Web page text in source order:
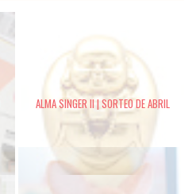
ALMA SINGER II | SORTEO DE ABRIL